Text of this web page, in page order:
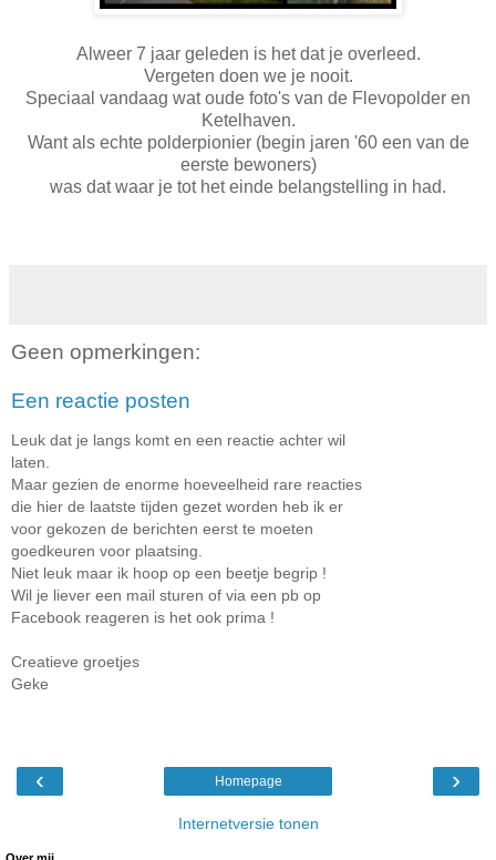
Alweer 7 jaar geleden is het dat je overleed.
Vergeten doen we je nooit.
Speciaal vandaag wat oude foto's van de Flevopolder en
Ketelhaven.
Want als echte polderpionier (begin jaren '60 een van de
eerste bewoners)
was dat waar je tot het einde belangstelling in had.
Geen opmerkingen:
Een reactie posten
Leuk dat je langs komt en een reactie achter wil
laten.
Maar gezien de enorme hoeveelheid rare reacties
die hier de laatste tijden gezet worden heb ik er
voor gekozen de berichten eerst te moeten
goedkeuren voor plaatsing.
Niet leuk maar ik hoop op een beetje begrip !
Wil je liever een mail sturen of via een pb op
Facebook reageren is het ook prima !
Creatieve groetjes
Geke
‹ ›
Homepage
Internetversie tonen
Over mij